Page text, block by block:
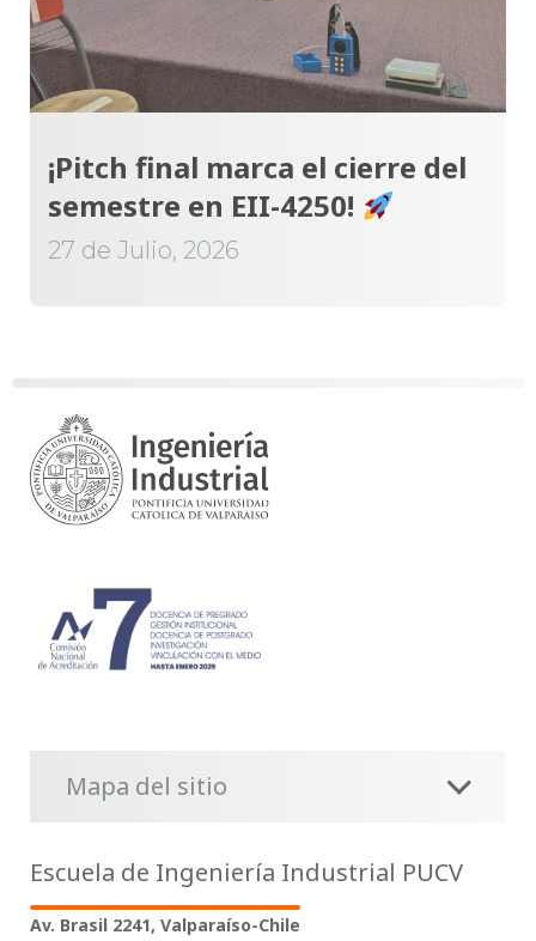
¡Pitch final marca el cierre del
semestre en EII-4250!
27 de Julio, 2026
Mapa del sitio
Escuela de Ingeniería Industrial PUCV
Av. Brasil 2241, Valparaíso-Chile